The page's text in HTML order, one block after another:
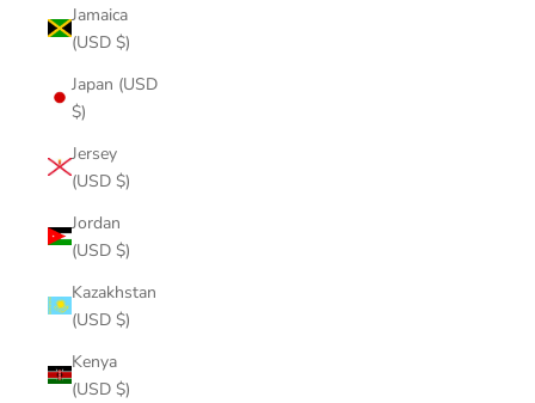
Jamaica
(USD $)
Japan (USD
$)
Jersey
(USD $)
Jordan
(USD $)
Kazakhstan
(USD $)
Kenya
(USD $)